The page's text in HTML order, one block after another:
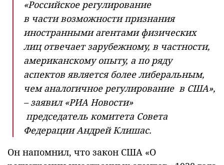
«Российское регулирование
в части возможности признания
иностранными агентами физических
лиц отвечает зарубежному, в частности,
американскому опыту, а по ряду
аспектов является более либеральным,
чем аналогичное регулирование в США»,
– заявил «РИА Новости»
председатель комитета Совета
Федерации Андрей Клишас.
Он напомнил, что закон США «О